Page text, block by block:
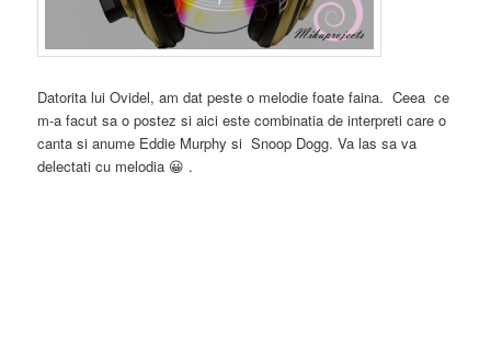
Datorita lui Ovidel, am dat peste o melodie foate faina. Ceea ce
m-a facut sa o postez si aici este combinatia de interpreti care o
canta si anume Eddie Murphy si Snoop Dogg. Va las sa va
delectati cu melodia 😀 .